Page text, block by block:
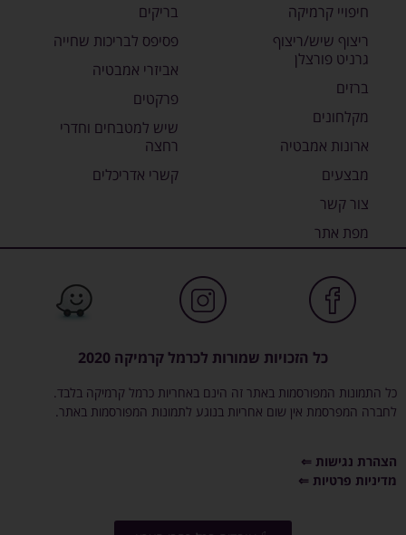
חיפויי קרמיקה
ריצוף שיש/ריצוף
גרניט פורצלן
ברזים
מקלחונים
ארונות אמבטיה
מבצעים
צור קשר
מפת אתר
בריקים
פסיפס לבריכות שחייה
אביזרי אמבטיה
פרקטים
שיש למטבחים וחדרי
רחצה
קשרי אדריכלים
כל הזכויות שמורות לכרמל קרמיקה 2020
כל התמונות המפורסמות באתר זה הינם באחריות כרמל קרמיקה בלבד.
לחברה המפרסמת אין שום אחריות בנוגע לתמונות המפורסמות באתר.
הצהרת נגישות ⇐
מדיניות פרטיות ⇐